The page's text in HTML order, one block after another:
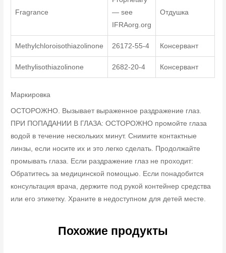
Fragrance
— see
IFRAorg.org
Отдушка
Methylchloroisothiazolinone 26172-55-4 Консервант
Methylisothiazolinone 2682-20-4 Консервант
Маркировка
ОСТОРОЖНО. Вызывает выраженное раздражение глаз.
ПРИ ПОПАДАНИИ В ГЛАЗА: ОСТОРОЖНО промойте глаза
водой в течение нескольких минут. Снимите контактные
линзы, если носите их и это легко сделать. Продолжайте
промывать глаза. Если раздражение глаз не проходит:
Обратитесь за медицинской помощью. Если понадобится
консультация врача, держите под рукой контейнер средства
или его этикетку. Храните в недоступном для детей месте.
Похожие продукты